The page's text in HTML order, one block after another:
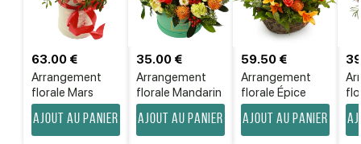
Arrangement
florale Mars
63.00 €
Ajout au panier
Arrangement
florale Mandarin
35.00 €
Ajout au panier
Arrangement
florale Épice
59.50 €
Ajout au panier